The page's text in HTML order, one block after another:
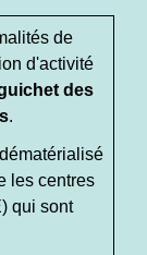
de
d'activité
des
.
les centres
qui sont